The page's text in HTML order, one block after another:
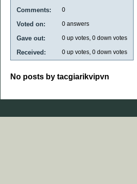
Comments: 0
Voted on: 0 answers
Gave out: 0 up votes, 0 down votes
Received: 0 up votes, 0 down votes
No posts by tacgiarikvipvn